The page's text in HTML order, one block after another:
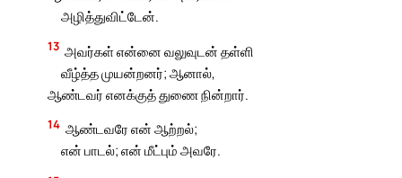
அழித்துவிட்டேன்.
13 அவர்கள் என்னை வலுவுடன் தள்ளி
வீழ்த்த முயன்றனர்; ஆனால்,
ஆண்டவர் எனக்குத் துணை நின்றார்.
14 ஆண்டவரே என் ஆற்றல்;
என் பாடல்; என் மீட்பும் அவரே.